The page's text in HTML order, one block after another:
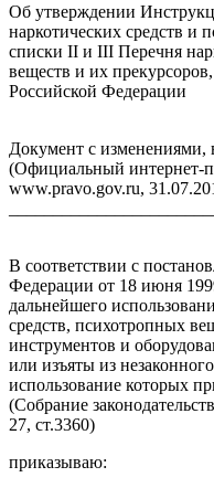
Об утверждении
наркотических средств и
списки II и III Перечня
веществ и их
Российской Федерации
Документ с изменениями,
(Официальный интернет-
www.pravo.gov.ru,
В соответствии с
Федерации от 18 июня
дальнейшего
средств, психотропных
инструментов и
или изъяты из
использование которых
(Собрание
27, ст.3360)
приказываю: